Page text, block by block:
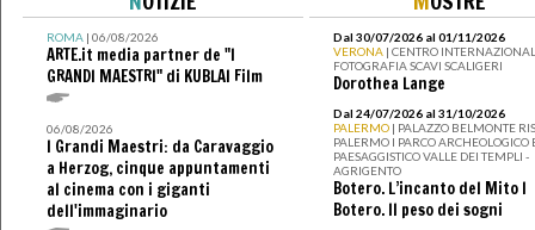
ROMA| 06/08/2026
ARTE.it media partner de "I
GRANDI MAESTRI" di KUBLAI Film
06/08/2026
I Grandi Maestri: da Caravaggio
a Herzog, cinque appuntamenti
al cinema con i giganti
dell'immaginario
Dal 30/07/2026 al 01/11/2026
VERONA | CENTRO
FOTOGRAFIA SCAVI SCALIGERI
Dorothea Lange
Dal 24/07/2026 al 31/10/2026
PALERMO | PALAZZO BELMONTE
PALERMO I PARCO ARCHEOLOGICO
PAESAGGISTICO VALLE DEI TEMPLI -
AGRIGENTO
Botero. L’incanto del Mito I
Botero. Il peso dei sogni